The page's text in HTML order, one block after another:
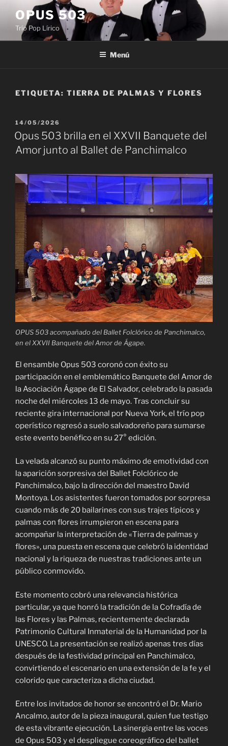
contenido
OPUS 503
Trío Pop Lírico
Menú
ETIQUETA: TIERRA DE PALMAS Y FLORES
PUBLICADO
EL
14/05/2026
Opus 503 brilla en el XXVII Banquete del
Amor junto al Ballet de Panchimalco
OPUS 503 acompañado del Ballet Folclórico de Panchimalco,
en el XXVII Banquete del Amor de Ágape.
El ensamble Opus 503 coronó con éxito su
participación en el emblemático Banquete del Amor de
la Asociación Ágape de El Salvador, celebrado la pasada
noche del miércoles 13 de mayo. Tras concluir su
reciente gira internacional por Nueva York, el trío pop
operístico regresó a suelo salvadoreño para sumarse
este evento benéfico en su 27° edición.
La velada alcanzó su punto máximo de emotividad con
la aparición sorpresiva del Ballet Folclórico de
Panchimalco, bajo la dirección del maestro David
Montoya. Los asistentes fueron tomados por sorpresa
cuando más de 20 bailarines con sus trajes típicos y
palmas con flores irrumpieron en escena para
acompañar la interpretación de «Tierra de palmas y
flores», una puesta en escena que celebró la identidad
nacional y la riqueza de nuestras tradiciones ante un
público conmovido.
Este momento cobró una relevancia histórica
particular, ya que honró la tradición de la Cofradía de
las Flores y las Palmas, recientemente declarada
Patrimonio Cultural Inmaterial de la Humanidad por la
UNESCO. La presentación se realizó apenas tres días
después de la festividad principal en Panchimalco,
convirtiendo el escenario en una extensión de la fe y el
colorido que caracteriza a dicha ciudad.
Entre los invitados de honor se encontró el Dr. Mario
Ancalmo, autor de la pieza inaugural, quien fue testigo
de esta vibrante ejecución. La sinergia entre las voces
de Opus 503 y el despliegue coreográfico del ballet